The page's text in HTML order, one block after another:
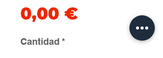
0,00 €Precio
Cantidad *